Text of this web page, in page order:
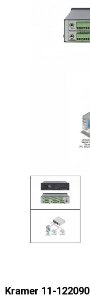
Kramer 11-122090